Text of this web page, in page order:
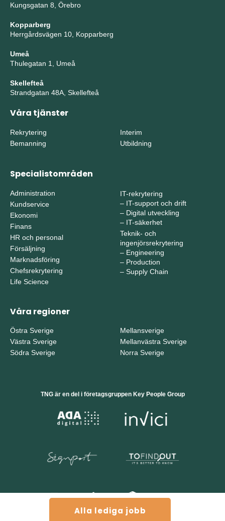
Alla lediga jobb
Kungsgatan 8, Örebro
Kopparberg
Herrgårdsvägen 10, Kopparberg
Umeå
Thulegatan 1, Umeå
Skellefteå
Strandgatan 48A, Skellefteå
Våra tjänster
Rekrytering
Bemanning
Interim
Utbildning
Specialistområden
Administration
Kundservice
Ekonomi
Finans
HR och personal
Försäljning
Marknadsföring
Chefsrekrytering
Life Science
IT-rekrytering
– IT-support och drift
– Digital utveckling
– IT-säkerhet
Teknik- och
ingenjörsrekrytering
– Engineering
– Production
– Supply Chain
Våra regioner
Östra Sverige
Västra Sverige
Södra Sverige
Mellansverige
Mellanvästra Sverige
Norra Sverige
TNG är en del i företagsgruppen Key People Group